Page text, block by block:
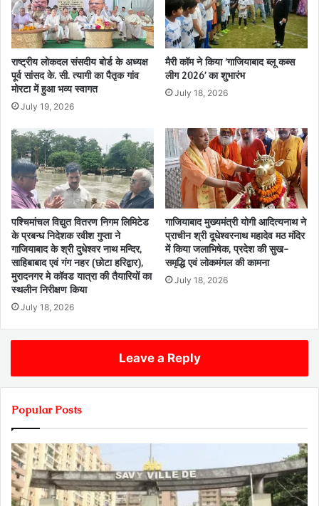
राष्ट्रीय लोकदल संसदीय बोर्ड के अध्यक्ष
पूर्व सांसद के. सी. त्यागी का पैतृक गांव
मोरटा में हुआ भव्य स्वागत
July 19, 2026
मैरी कॉम ने किया ‘गाजियाबाद ब्लू कब्स
लीग 2026’ का शुभारंभ
July 18, 2026
पश्चिमांचल विद्युत वितरण निगम लिमिटेड
के प्रबन्ध निदेशक रवीश गुप्ता ने
गाजियाबाद के श्री दुधेश्वर नाथ मन्दिर,
साहिबाबाद एवं गंग नहर (छोटा हरिद्वार),
मुरादनगर मे कॉवड यात्रा की तैयारियों का
स्थलीन निरीक्षण किया
July 18, 2026
गाजियाबाद मुख्यमंत्री योगी आदित्यनाथ ने
प्राचीन श्री दूधेश्वरनाथ महादेव मठ मंदिर
में किया जलाभिषेक, प्रदेश की सुख-
समृद्धि एवं लोकमंगल की कामना
July 18, 2026
Leave a Reply
Popular Posts